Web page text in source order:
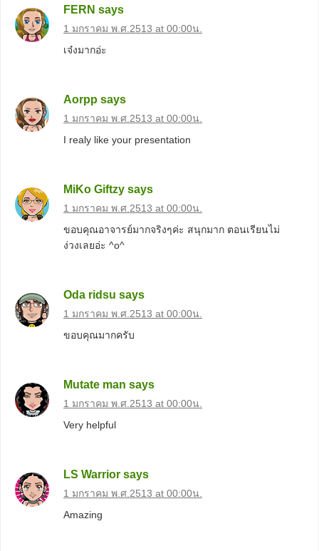
FERN says
1 มกราคม พ.ศ.2513 at 00:00น.
เจ๋งมากอ่ะ
Aorpp says
1 มกราคม พ.ศ.2513 at 00:00น.
I realy like your presentation
MiKo Giftzy says
1 มกราคม พ.ศ.2513 at 00:00น.
ขอบคุณอาจารย์มากจริงๆค่ะ สนุกมาก ตอนเรียนไม่
ง่วงเลยอ่ะ ^o^
Oda ridsu says
1 มกราคม พ.ศ.2513 at 00:00น.
ขอบคุณมากครับ
Mutate man says
1 มกราคม พ.ศ.2513 at 00:00น.
Very helpful
LS Warrior says
1 มกราคม พ.ศ.2513 at 00:00น.
Amazing